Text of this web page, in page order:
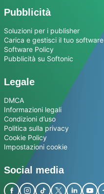
Pubblicità
Soluzioni per i publisher
Carica e gestisci il tuo software
Software Policy
Pubblicità su Softonic
Legale
DMCA
Informazioni legali
Condizioni d’uso
Politica sulla privacy
Cookie Policy
Impostazioni cookie
Social media